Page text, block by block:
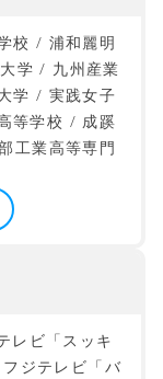
校 / 浦和麗明
学 / 九州産業
学 / 実践女子
等学校 / 成蹊
工業高等専門
レビ「スッキ
ジテレビ「バ